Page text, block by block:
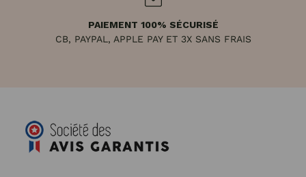
PAIEMENT 100% SÉCURISÉ
CB, PAYPAL, APPLE PAY ET 3X SANS FRAIS